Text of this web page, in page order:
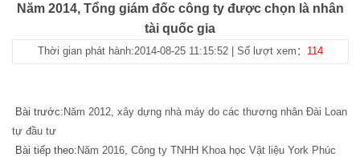
Năm 2014, Tổng giám đốc công ty được chọn là nhân
tài quốc gia
Thời gian phát hành:2014-08-25 11:15:52 | Số lượt xem： 114
Bài trước:Năm 2012, xây dựng nhà máy do các thương nhân Đài Loan
tự đầu tư
Bài tiếp theo:Năm 2016, Công ty TNHH Khoa học Vật liệu York Phúc